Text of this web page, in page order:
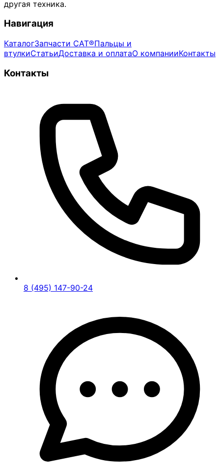
другая техника.
Навигация
КаталогЗапчасти CAT®Пальцы и
втулкиСтатьиДоставка и оплатаО компанииКонтакты
Контакты
8 (495) 147-90-24